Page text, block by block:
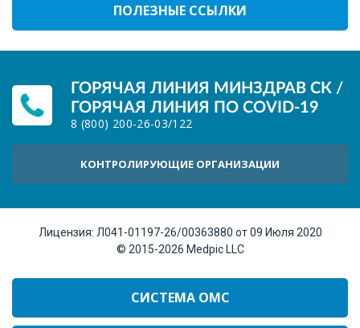
ПОЛЕЗНЫЕ ССЫЛКИ
ГОРЯЧАЯ ЛИНИЯ МИНЗДРАВ СК /
ГОРЯЧАЯ ЛИНИЯ ПО COVID-19
8 (800) 200-26-03/122
КОНТРОЛИРУЮЩИЕ ОРГАНИЗАЦИИ
Лицензия: Л041-01197-26/00363880 от 09 Июля 2020
© 2015-2026 Medpic LLC
СИСТЕМА ОМС